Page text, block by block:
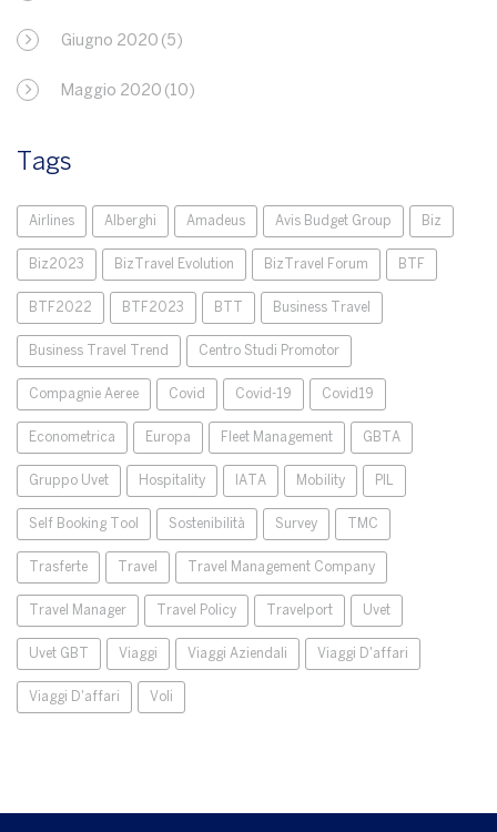
Giugno 2020 (5)
Maggio 2020 (10)
Tags
Airlines Alberghi Amadeus Avis Budget Group Biz
Biz2023 BizTravel Evolution BizTravel Forum BTF
BTF2022 BTF2023 BTT Business Travel
Business Travel Trend Centro Studi Promotor
Compagnie Aeree Covid Covid-19 Covid19
Econometrica Europa Fleet Management GBTA
Gruppo Uvet Hospitality IATA Mobility PIL
Self Booking Tool Sostenibilità Survey TMC
Trasferte Travel Travel Management Company
Travel Manager Travel Policy Travelport Uvet
Uvet GBT Viaggi Viaggi Aziendali Viaggi D'affari
Viaggi D'affari Voli